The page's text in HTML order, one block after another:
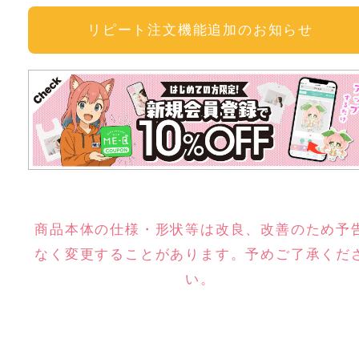
リピート注文機能追加のお知らせ
商品本体の仕様・形状等は改良、改善のため予
なく変更することがあります。予めご了承くだ
い。